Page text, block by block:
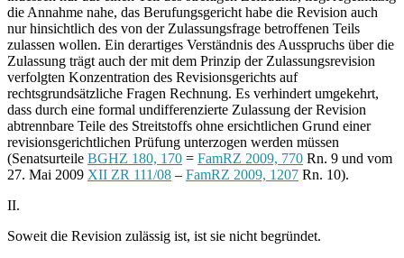
die Annahme nahe, das Berufungsgericht habe die Revision auch
nur hinsichtlich des von der Zulassungsfrage betroffenen Teils
zulassen wollen. Ein derartiges Verständnis des Ausspruchs über die
Zulassung trägt auch der mit dem Prinzip der Zulassungsrevision
verfolgten Konzentration des Revisionsgerichts auf
rechtsgrundsätzliche Fragen Rechnung. Es verhindert umgekehrt,
dass durch eine formal undifferenzierte Zulassung der Revision
abtrennbare Teile des Streitstoffs ohne ersichtlichen Grund einer
revisionsgerichtlichen Prüfung unterzogen werden müssen
(Senatsurteile BGHZ 180, 170 = FamRZ 2009, 770 Rn. 9 und vom
27. Mai 2009 XII ZR 111/08 – FamRZ 2009, 1207 Rn. 10).
II.
Soweit die Revision zulässig ist, ist sie nicht begründet.